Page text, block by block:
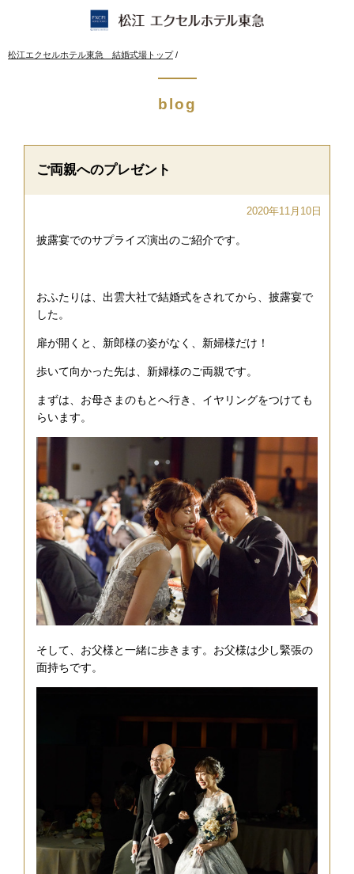
このページの本文へ
現
松江エクセルホテル東急 結婚式場トップ/
blog
ご両親へのプレゼント
2020年11月10日
披露宴でのサプライズ演出のご紹介です。
おふたりは、出雲大社で結婚式をされてから、披露宴で
した。
扉が開くと、新郎様の姿がなく、新婦様だけ！
歩いて向かった先は、新婦様のご両親です。
まずは、お母さまのもとへ行き、イヤリングをつけても
らいます。
そして、お父様と一緒に歩きます。お父様は少し緊張の
面持ちです。